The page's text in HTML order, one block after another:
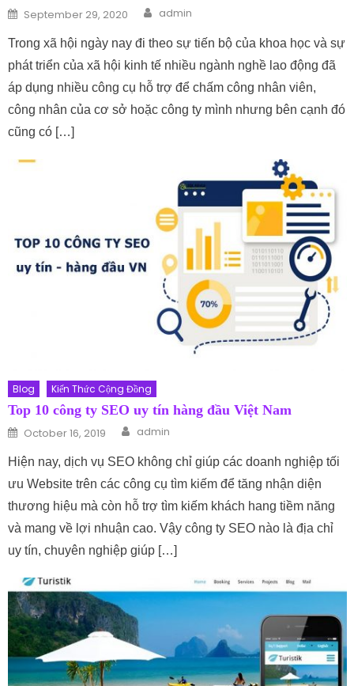
Posted on
September 29, 2020 Author
admin
Trong xã hội ngày nay đi theo sự tiến bộ của khoa học và sự
phát triển của xã hội kinh tế nhiều ngành nghề lao động đã
áp dụng nhiều công cụ hỗ trợ để chấm công nhân viên,
công nhân của cơ sở hoặc công ty mình nhưng bên cạnh đó
cũng có […]
Blog Kiến Thức Cộng Đồng
Top 10 công ty SEO uy tín hàng đầu Việt Nam
Posted on
October 16, 2019 Author
admin
Hiện nay, dịch vụ SEO không chỉ giúp các doanh nghiệp tối
ưu Website trên các công cụ tìm kiếm để tăng nhận diện
thương hiệu mà còn hỗ trợ tìm kiếm khách hang tiềm năng
và mang về lợi nhuận cao. Vậy công ty SEO nào là địa chỉ
uy tín, chuyên nghiệp giúp […]